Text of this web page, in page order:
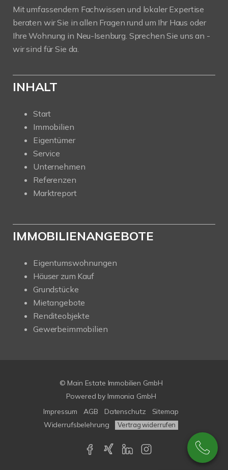
Mit umfassendem Fachwissen und lokaler Expertise
beraten wir Sie in allen Fragen rund um Ihr Haus oder
Ihre Wohnung in Neu-Isenburg. Sprechen Sie uns an -
wir sind für Sie da.
INHALT
Start
Immobilien
Eigentümer
Service
Unternehmen
Referenzen
Marktreport
IMMOBILIENANGEBOTE
Eigentumswohnungen
Häuser zum Kauf
Grundstücke
Mietangebote
Renditeobjekte
Gewerbeimmobilien
© Main Estate Immobilien GmbH
Powered by Immonia GmbH
Impressum
AGB Datenschutz
Sitemap
Widerrufsbelehrung
Vertrag widerrufen